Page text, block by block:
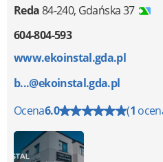
Reda84-240, Gdańska 37
604-804-593
www.ekoinstal.gda.pl
b...@ekoinstal.gda.pl
Ocena6.0 (1